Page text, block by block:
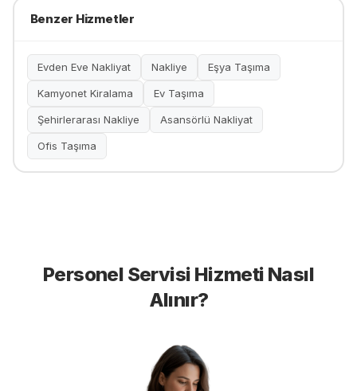
Benzer Hizmetler
Evden Eve Nakliyat Nakliye Eşya Taşıma
Kamyonet Kiralama Ev Taşıma
Şehirlerarası Nakliye Asansörlü Nakliyat
Ofis Taşıma
Personel Servisi Hizmeti Nasıl
Alınır?